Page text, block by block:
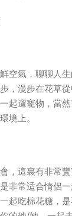
空氣，聊聊人
，漫步在花草
起遛寵物，當
境上。
，這裏有非常
非常适合情侶一
起吃棉花糖，